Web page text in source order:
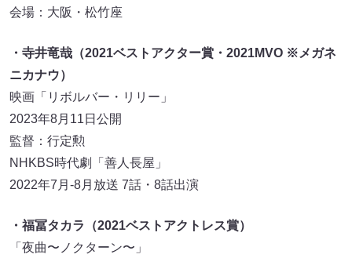
会場：大阪・松竹座
・寺井竜哉（2021ベストアクター賞・2021MVO ※メガネ
ニカナウ）
映画「リボルバー・リリー」
2023年8月11日公開
監督：行定勲
NHKBS時代劇「善人長屋」
2022年7月-8月放送 7話・8話出演
・福冨タカラ（2021ベストアクトレス賞）
「夜曲〜ノクターン〜」